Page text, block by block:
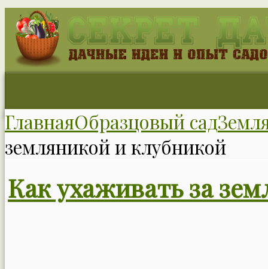
ГлавнаяОбразцовый сад
земляникой и клубникой
Как ухаживать за